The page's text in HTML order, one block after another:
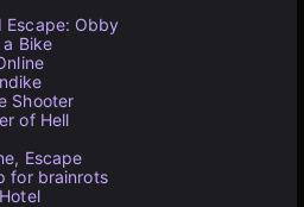
Escape: Obby
Bike
Shooter
of Hell
Escape
for brainrots